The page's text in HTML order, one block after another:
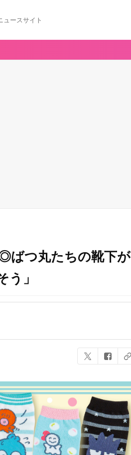
ュースサイト
ばつ丸たちの靴下が
う」